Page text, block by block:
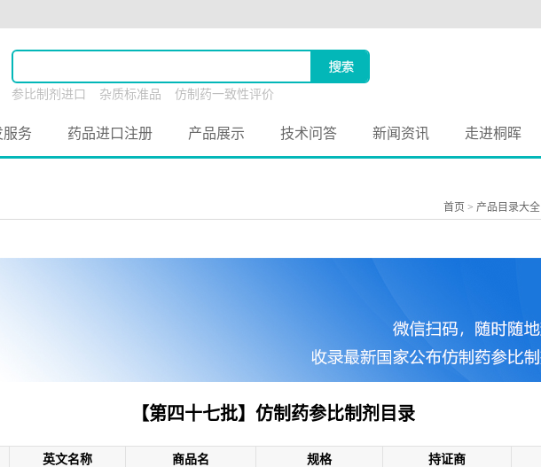
参比制剂进口 杂质标准品
仿制药一致性评价
服务 药品进口注册 产品展示 技术问答 新闻资讯 走进桐晖
首页 > 产品目录大全
【第四十七批】仿制药参比制剂目录
英文名称 商品名 规格 持证商